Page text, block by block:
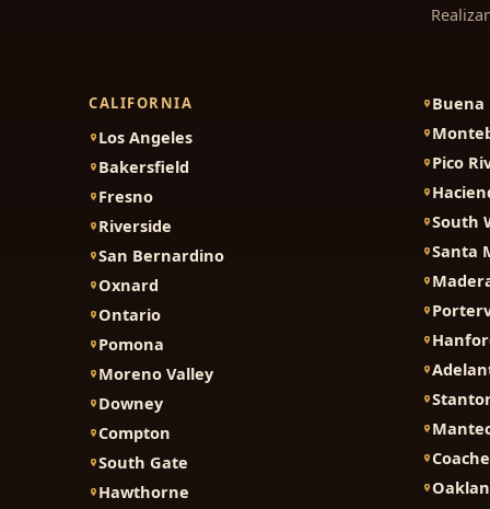
CALIFORNIA
Los Angeles
Bakersfield
Fresno
Riverside
San Bernardino
Oxnard
Ontario
Pomona
Moreno Valley
Downey
Compton
South Gate
Hawthorne
Buena
Pico
South
Santa